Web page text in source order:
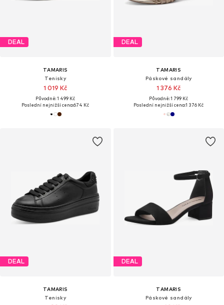
DEAL
TAMARIS
Tenisky
1 019 Kč
Původně: 1 499 Kč
Poslední nejnižší cena:674 Kč
DEAL
TAMARIS
Páskové sandály
1 376 Kč
Původně: 1 799 Kč
Poslední nejnižší cena:1 376 Kč
DEAL
TAMARIS
Tenisky
DEAL
TAMARIS
Páskové sandály